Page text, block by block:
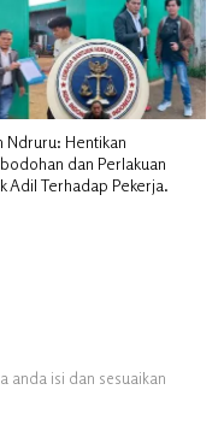
Ndruru: Hentikan
dan Perlakuan
Adil Terhadap Pekerja.
anda isi dan sesuaikan